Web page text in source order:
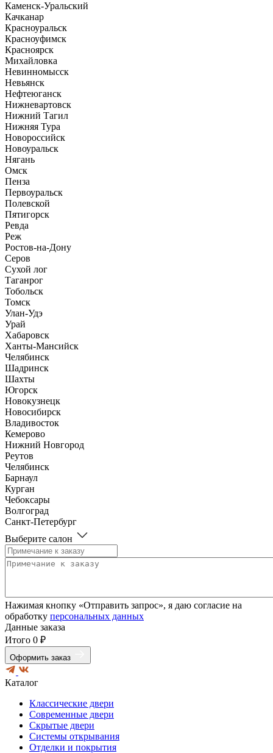
Каменск-Уральский
Качканар
Красноуральск
Красноуфимск
Красноярск
Михайловка
Невинномысск
Невьянск
Нефтеюганск
Нижневартовск
Нижний Тагил
Нижняя Тура
Новороссийск
Новоуральск
Нягань
Омск
Пенза
Первоуральск
Полевской
Пятигорск
Ревда
Реж
Ростов-на-Дону
Серов
Сухой лог
Таганрог
Тобольск
Томск
Улан-Удэ
Урай
Хабаровск
Ханты-Мансийск
Челябинск
Шадринск
Шахты
Югорск
Новокузнецк
Новосибирск
Владивосток
Кемерово
Нижний Новгород
Реутов
Челябинск
Барнаул
Курган
Чебоксары
Волгоград
Санкт-Петербург
Выберите салон
Нажимая кнопку «Отправить запрос», я даю согласие на
обработку персональных данных
Данные заказа
Итого 0 ₽
Оформить заказ
Каталог
Классические двери
Современные двери
Скрытые двери
Системы открывания
Отделки и покрытия